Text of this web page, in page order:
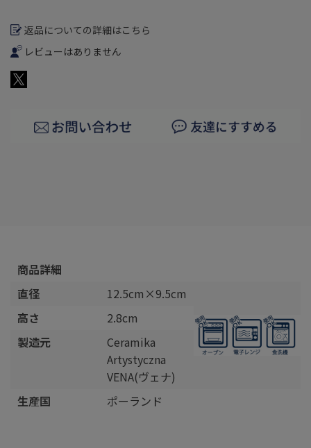
返品についての詳細はこちら
レビューはありません
商品詳細
直径
12.5cm×9.5cm
高さ
2.8cm
製造元
Ceramika
Artystyczna
VENA(ヴェナ)
生産国
ポーランド